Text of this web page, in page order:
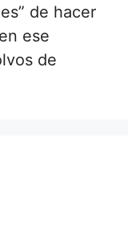
de hacer
ese
de